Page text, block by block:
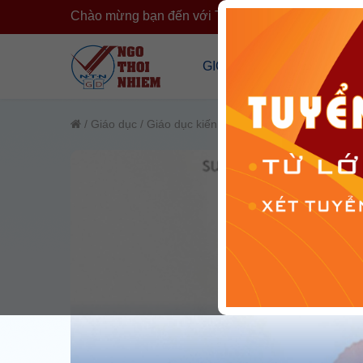
Chào mừng bạn đến với Trường Ngô Thời Nhiệm
GIỚI THIỆU
Tổng Quan Về Trường
Cơ Sở Vật Chất
Đội Ngũ Nhân Sự
Tổ Chức Đoàn Thể
CÔNG KHAI
Công Khai
Công Khai
Cải Cách
/ Giáo dục / Giáo dục kiến thức / Nghiên cứu khoa